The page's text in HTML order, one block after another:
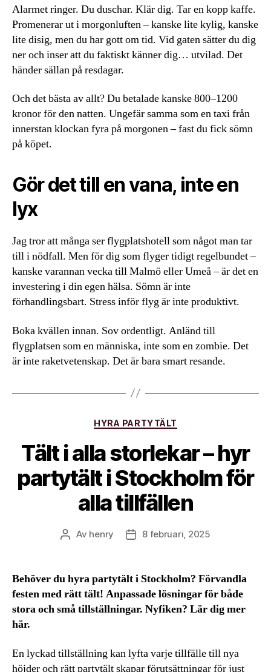
Alarmet ringer. Du duschar. Klär dig. Tar en kopp kaffe.
Promenerar ut i morgonluften – kanske lite kylig, kanske
lite disig, men du har gott om tid. Vid gaten sätter du dig
ner och inser att du faktiskt känner dig… utvilad. Det
händer sällan på resdagar.
Och det bästa av allt? Du betalade kanske 800–1200
kronor för den natten. Ungefär samma som en taxi från
innerstan klockan fyra på morgonen – fast du fick sömn
på köpet.
Gör det till en vana, inte en
lyx
Jag tror att många ser flygplatshotell som något man tar
till i nödfall. Men för dig som flyger tidigt regelbundet –
kanske varannan vecka till Malmö eller Umeå – är det en
investering i din egen hälsa. Sömn är inte
förhandlingsbart. Stress inför flyg är inte produktivt.
Boka kvällen innan. Sov ordentligt. Anländ till
flygplatsen som en människa, inte som en zombie. Det
är inte raketvetenskap. Det är bara smart resande.
Kategorier
HYRA PARTYTÄLT
Tält i alla storlekar – hyr
partytält i Stockholm för
alla tillfällen
Inläggsförfattare
Av henry Inläggsdatum
8 februari, 2025
Behöver du hyra partytält i Stockholm? Förvandla
festen med rätt tält! Anpassade lösningar för både
stora och små tillställningar. Nyfiken? Lär dig mer
här.
En lyckad tillställning kan lyfta varje tillfälle till nya
höjder och rätt partytält skapar förutsättningar för just